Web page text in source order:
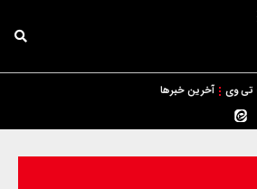
تی وی آخرین خبرها